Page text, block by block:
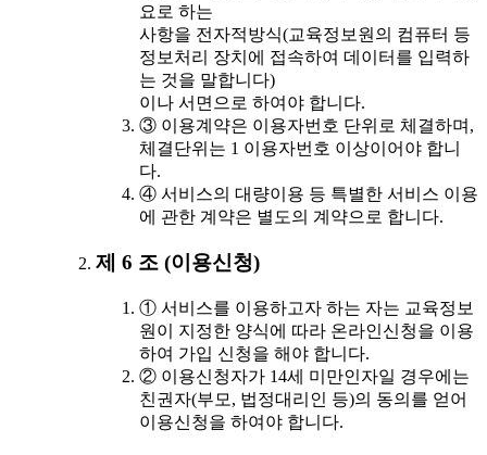
요로 하는
사항을 전자적방식(교육정보원의 컴퓨터 등
정보처리 장치에 접속하여 데이터를 입력하
는 것을 말합니다)
이나 서면으로 하여야 합니다.
③ 이용계약은 이용자번호 단위로 체결하며,
체결단위는 1 이용자번호 이상이어야 합니
다.
④ 서비스의 대량이용 등 특별한 서비스 이용
에 관한 계약은 별도의 계약으로 합니다.
제 6 조 (이용신청)
① 서비스를 이용하고자 하는 자는 교육정보
원이 지정한 양식에 따라 온라인신청을 이용
하여 가입 신청을 해야 합니다.
② 이용신청자가 14세 미만인자일 경우에는
친권자(부모, 법정대리인 등)의 동의를 얻어
이용신청을 하여야 합니다.